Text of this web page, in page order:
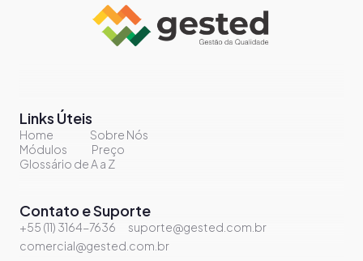
Links Úteis
Home
Sobre Nós
Módulos
Preço
Glossário de A a Z
Contato e Suporte
+55 (11) 3164-7636
suporte@gested.com.br
comercial@gested.com.br